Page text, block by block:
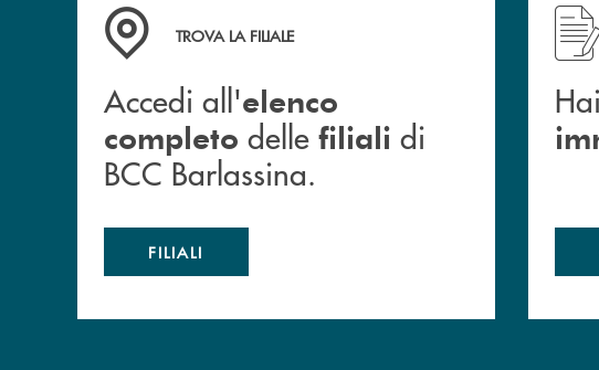
Cassa Centrale Banca Credito Cooperativo Italiano spa, via Segantini], 5
inviando una e-mail all’indirizzo: dpo@cassacentrale.it
inviando un messaggio di posta elettronica certificata all’indirizzo PEC:
Il Titolare e il DPO, anche tramite le strutture designate, provvederanno a
stessa, le informazioni relative all’azione intrapresa riguardo alla Sua richiesta.
Accedi all' elenco completo delle filiali di BCC Barlassina.
TROVA LA FILIALE
Accedi all'elenco
completo delle filiali di
BCC Barlassina.
FILIALI
Hai